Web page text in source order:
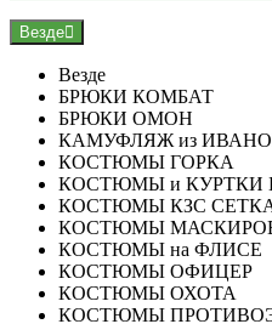
Везде
Везде
БРЮКИ КОМБАТ
БРЮКИ ОМОН
КАМУФЛЯЖ из
КОСТЮМЫ ГОРКА
КОСТЮМЫ и КУРТКИ
КОСТЮМЫ КЗС
КОСТЮМЫ
КОСТЮМЫ на ФЛИСЕ
КОСТЮМЫ ОФИЦЕР
КОСТЮМЫ ОХОТА
КОСТЮМЫ